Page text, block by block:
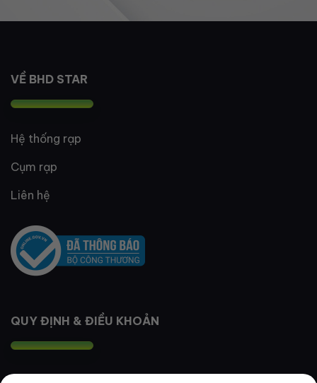
VỀ BHD STAR
Hệ thống rạp
Cụm rạp
Liên hệ
QUY ĐỊNH & ĐIỀU KHOẢN
Quy định thành viên